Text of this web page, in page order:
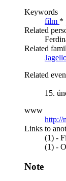
Keywords
film *
Related
Related
Related
15.
www
http://
Links to
(1) -
(1) -
Note